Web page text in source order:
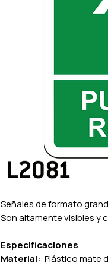
Señales de formato
Son altamente visibles y
Especificaciones
Material: Plástico mate